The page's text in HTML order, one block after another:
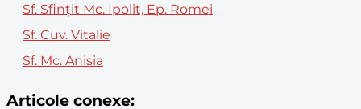
Sf. Sfinţit Mc. Ipolit, Ep. Romei
Sf. Cuv. Vitalie
Sf. Mc. Anisia
Articole conexe: